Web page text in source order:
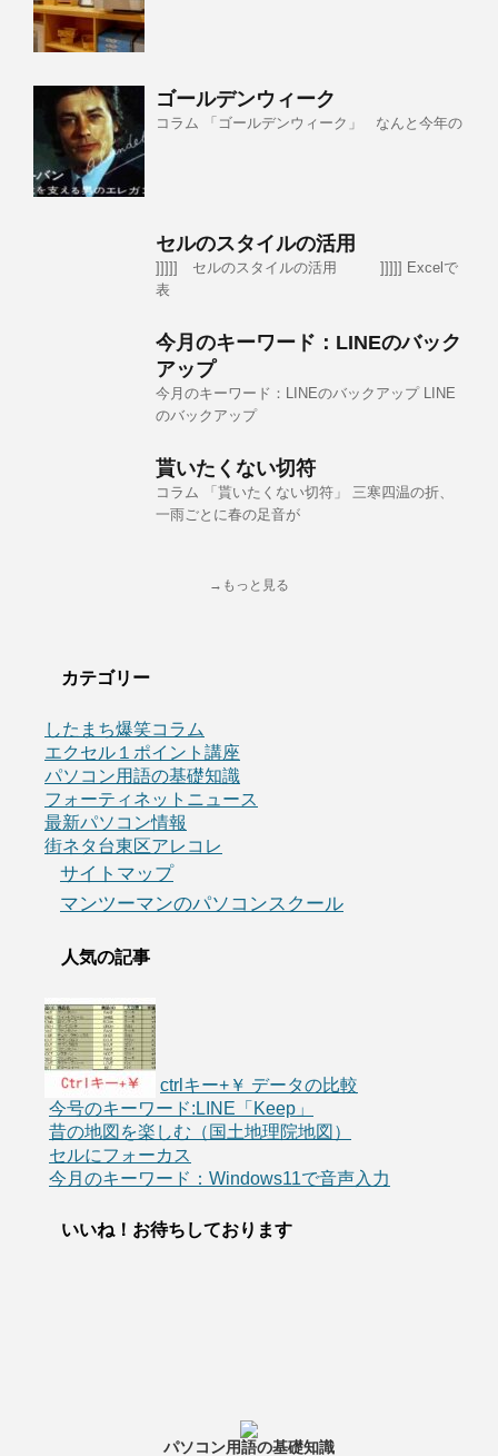
ゴールデンウィーク
コラム 「ゴールデンウィーク」 なんと今年の
セルのスタイルの活用
]]]]] セルのスタイルの活用 ]]]]] Excelで
表
今月のキーワード：LINEのバック
アップ
今月のキーワード：LINEのバックアップ LINE
のバックアップ
貰いたくない切符
コラム 「貰いたくない切符」 三寒四温の折、
一雨ごとに春の足音が
→もっと見る
カテゴリー
したまち爆笑コラム
エクセル１ポイント講座
パソコン用語の基礎知識
フォーティネットニュース
最新パソコン情報
街ネタ台東区アレコレ
サイトマップ
マンツーマンのパソコンスクール
人気の記事
ctrlキー+￥ データの比較
今号のキーワード:LINE「Keep」
昔の地図を楽しむ（国土地理院地図）
セルにフォーカス
今月のキーワード：Windows11で音声入力
いいね！お待ちしております
パソコン用語の基礎知識